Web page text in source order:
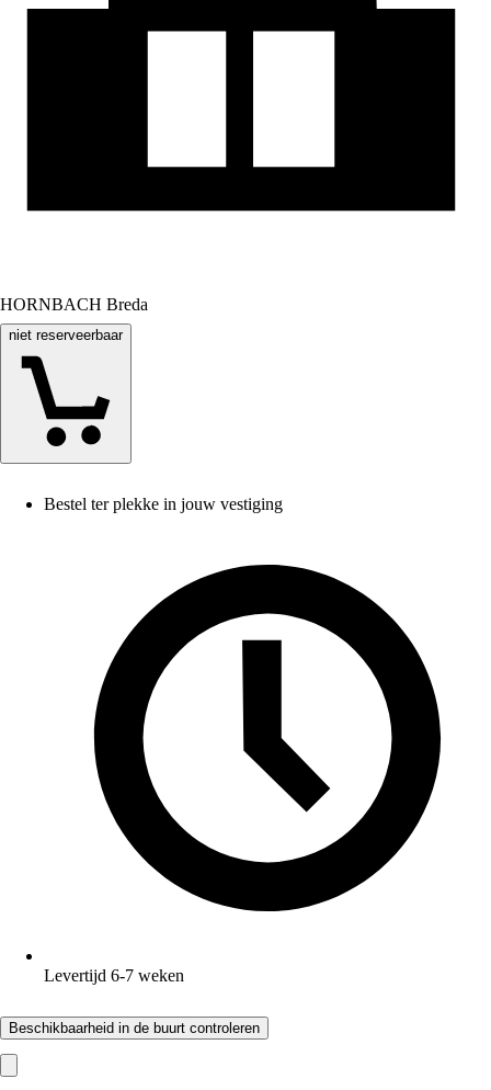
HORNBACH Breda
niet reserveerbaar
Bestel ter plekke in jouw vestiging
Levertijd 6-7 weken
Beschikbaarheid in de buurt controleren